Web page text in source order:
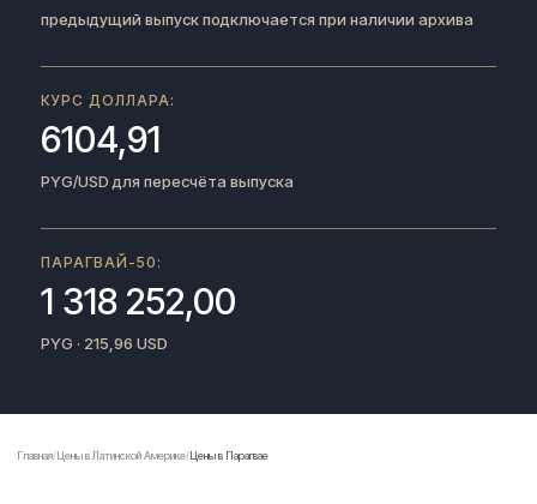
предыдущий выпуск подключается при наличии архива
КУРС ДОЛЛАРА:
6104,91
PYG/USD для пересчёта выпуска
ПАРАГВАЙ-50:
1 318 252,00
PYG · 215,96 USD
Главная Цены в Латинской Америке Цены в Парагвае